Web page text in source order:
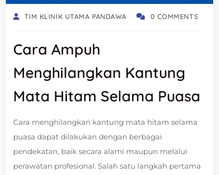
TIM KLINIK UTAMA PANDAWA 0 COMMENTS
Cara Ampuh
Menghilangkan Kantung
Mata Hitam Selama Puasa
Cara menghilangkan kantung mata hitam selama
puasa dapat dilakukan dengan berbagai
pendekatan, baik secara alami maupun melalui
perawatan profesional. Salah satu langkah pertama